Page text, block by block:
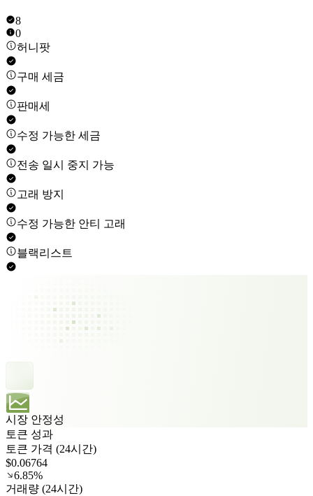
8
0
허니팟
구매 세금
판매세
수정 가능한 세금
전송 일시 중지 가능
고래 방지
수정 가능한 안티 고래
블랙리스트
시장 안정성
토큰 성과
토큰 가격 (24시간)
$0.06764
6.85%
거래량 (24시간)